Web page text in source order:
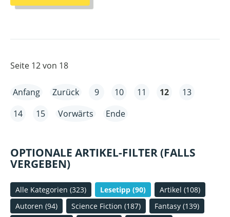
IM
FALTUNGSINVERSION
Seite 12 von 18
Anfang Zurück 9 10 11 12
13
14
15 Vorwärts Ende
OPTIONALE ARTIKEL-FILTER (FALLS
VERGEBEN)
Alle Kategorien (323) Lesetipp (90) Artikel (108)
Autoren (94) Science Fiction (187) Fantasy (139)